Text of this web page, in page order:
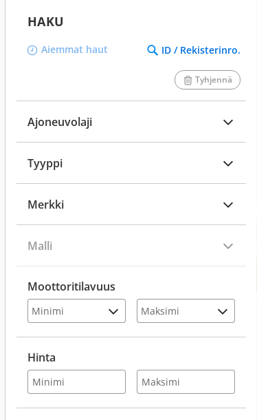
HAKU
Aiemmat haut ID / Rekisterinro.
Tyhjennä
Ajoneuvolaji
Tyyppi
Merkki
Malli
Moottoritilavuus
Hinta